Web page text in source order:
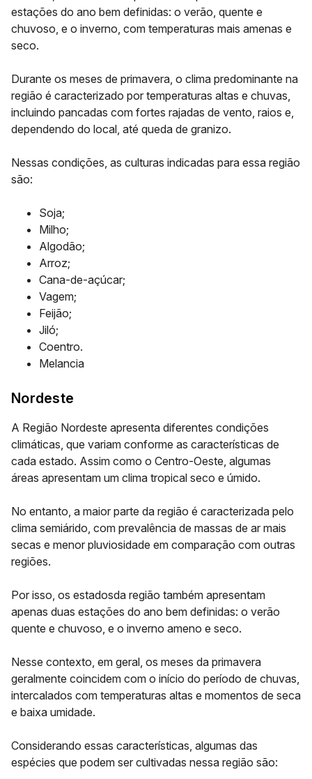
estações do ano bem definidas: o verão , quente e
chuvoso, e o inverno , com temperaturas mais amenas e
seco.
Durante os meses de primavera, o clima predominante na
região é caracterizado por temperaturas altas e chuvas,
incluindo pancadas com fortes rajadas de vento, raios e,
dependendo do local, até queda de granizo.
Nessas condições, as culturas indicadas para essa região
são:
Soja;
Milho;
Algodão;
Arroz;
Cana-de-açúcar;
Vagem;
Feijão;
Jiló;
Coentro.
Melancia
Nordeste
A Região Nordeste apresenta diferentes condições
climáticas, que variam conforme as características de
cada estado. Assim como o Centro-Oeste, algumas
áreas apresentam um clima tropical seco e úmido.
No entanto, a maior parte da região é caracterizada pelo
clima semiárido, com prevalência de massas de ar mais
secas e menor pluviosidade em comparação com outras
regiões.
Por isso, os estadosda região também apresentam
apenas duas estações do ano bem definidas: o verão
quente e chuvoso, e o inverno ameno e seco.
Nesse contexto, em geral, os meses da primavera
geralmente coincidem com o início do período de chuvas,
intercalados com temperaturas altas e momentos de seca
e baixa umidade.
Considerando essas características, algumas das
espécies que podem ser cultivadas nessa região são: